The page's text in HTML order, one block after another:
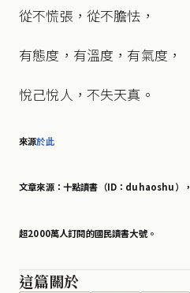
從不慌張，從不膽怯，
有態度，有溫度，有氣度，
悅己悅人，不失天真。
來源於此
文章來源：十點讀書（ID：duhaoshu），
超2000萬人訂閱的國民讀書大號。
這篇關於